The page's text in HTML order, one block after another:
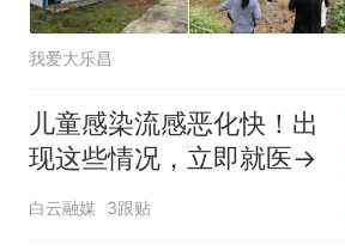
我爱大乐昌
儿童感染流感恶化快！出
现这些情况，立即就医→
白云融媒 3跟贴